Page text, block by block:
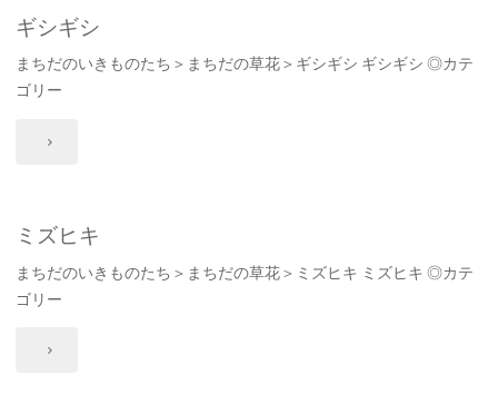
イ
ヌ
ギシギシ
まちだのいきものたち＞まちだの草花＞ギシギシ ギシギシ ◎カテ
ゴリー
"ギ
ギ
シ"
ミズヒキ
まちだのいきものたち＞まちだの草花＞ミズヒキ ミズヒキ ◎カテ
ゴリー
"ミ